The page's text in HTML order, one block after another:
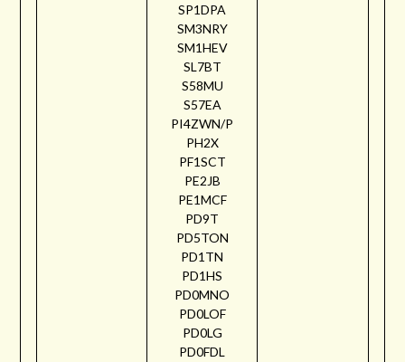
SP1DPA
SM3NRY
SM1HEV
SL7BT
S58MU
S57EA
PI4ZWN/P
PH2X
PF1SCT
PE2JB
PE1MCF
PD9T
PD5TON
PD1TN
PD1HS
PD0MNO
PD0LOF
PD0LG
PD0FDL